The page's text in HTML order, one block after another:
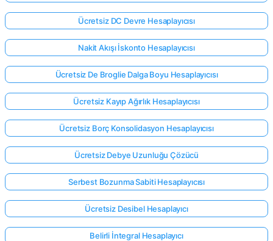
Ücretsiz DC Devre Hesaplayıcısı
Nakit Akışı İskonto Hesaplayıcısı
Ücretsiz De Broglie Dalga Boyu Hesaplayıcısı
Ücretsiz Kayıp Ağırlık Hesaplayıcısı
Ücretsiz Borç Konsolidasyon Hesaplayıcısı
Ücretsiz Debye Uzunluğu Çözücü
Serbest Bozunma Sabiti Hesaplayıcısı
Ücretsiz Desibel Hesaplayıcı
Belirli İntegral Hesaplayıcı